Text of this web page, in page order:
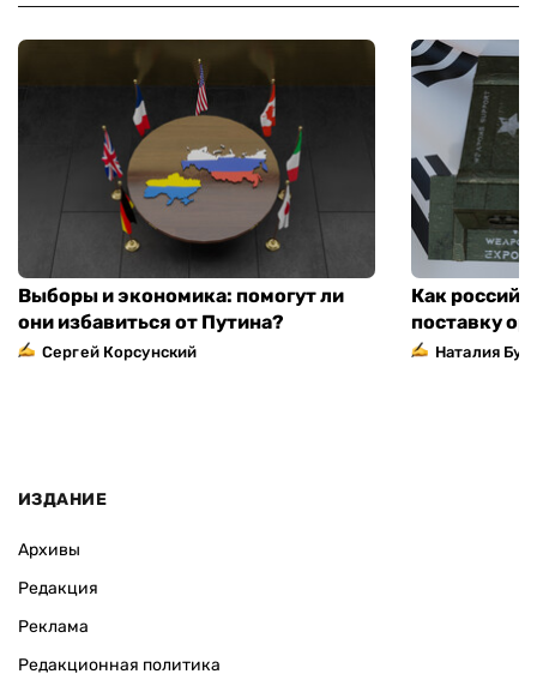
Выборы и экономика: помогут ли
они избавиться от Путина?
Сергей Корсунский
Как
поставку
Наталия
ИЗДАНИЕ
Архивы
Редакция
Реклама
Редакционная политика